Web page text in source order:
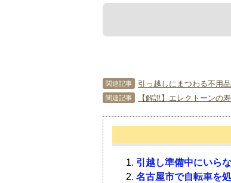
1．北茨城市での
まず、北茨城市の粗大ゴミに
1-1． 北茨城市のゴ
3．北茨城市の不
茨城県を中心に展開している
3-1． ホープ茨城
関連記事 引っ越しにまつわる不用
関連記事 【解説】エレクトーンの
引越し準備中にいら
名古屋市で自転車を